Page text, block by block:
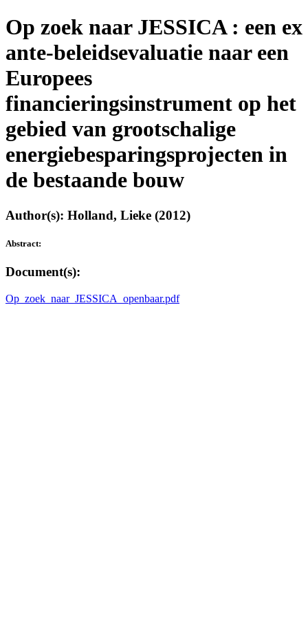
Op zoek naar JESSICA : een ex
ante-beleidsevaluatie naar een
Europees
financieringsinstrument op het
gebied van grootschalige
energiebesparingsprojecten in
de bestaande bouw
Author(s): Holland, Lieke (2012)
Abstract:
Document(s):
Op_zoek_naar_JESSICA_openbaar.pdf